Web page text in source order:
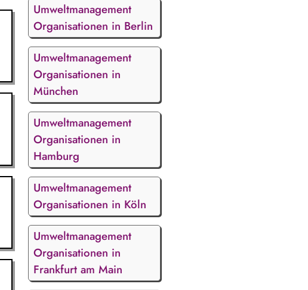
Umweltmanagement
Organisationen in Berlin
Umweltmanagement
Organisationen in
München
Umweltmanagement
Organisationen in
Hamburg
Umweltmanagement
Organisationen in Köln
Umweltmanagement
Organisationen in
Frankfurt am Main